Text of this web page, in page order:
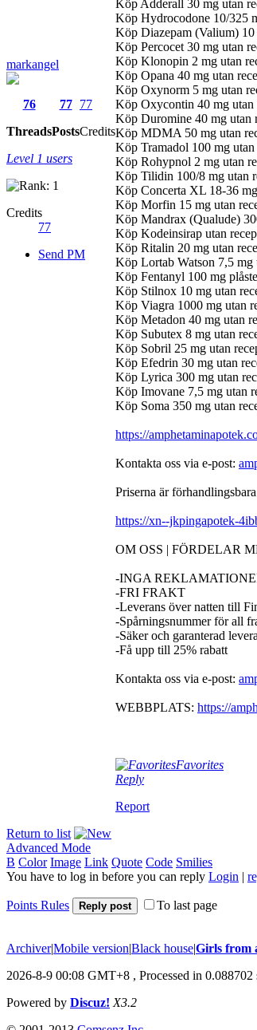
markangel
76
Threads
77
Posts
77
Credits
Level 1 users
Credits
77
Send PM
Köp Adderall 30 mg utan
Köp Hydrocodone 10/325
Köp Diazepam (Valium) 10
Köp Percocet 30 mg utan
Köp Klonopin 2 mg utan
Köp Opana 40 mg utan
Köp Oxynorm 5 mg utan
Köp Oxycontin 40 mg utan
Köp Duromine 40 mg utan
Köp MDMA 50 mg utan
Köp Tramadol 100 mg utan
Köp Rohypnol 2 mg utan
Köp Tilidin 100/8 mg utan
Köp Concerta XL 18-36
Köp Morfin 15 mg utan
Köp Mandrax (Qualude)
Köp Kodeinsirap utan
Köp Ritalin 20 mg utan
Köp Lortab Watson 7,5 mg
Köp Fentanyl 100 mg
Köp Stilnox 10 mg utan
Köp Viagra 1000 mg utan
Köp Metadon 40 mg utan
Köp Subutex 8 mg utan
Köp Sobril 25 mg utan
Köp Efedrin 30 mg utan
Köp Lyrica 300 mg utan
Köp Imovane 7,5 mg utan
Köp Soma 350 mg utan
https://
Kontakta oss via e-post:
Priserna är
https://xn--jkpingapotek-
OM OSS | FÖRDELAR
-INGA
-FRI FRAKT
-Leverans över natten till
-Spårningsnummer för all
-Säker och garanterad
-Få upp till 25% rabatt
Kontakta oss via e-post:
WEBBPLATS: https://
Favorites
Reply
Report
Return to list
Advanced Mode
B Color Image Link Quote Code Smilies
You have to log in before you can reply Login |
Points Rules Reply post To last page
Archiver|Mobile version|Black house|Girls from
2026-8-9 00:08 GMT+8 , Processed in
Powered by Discuz! X3.2